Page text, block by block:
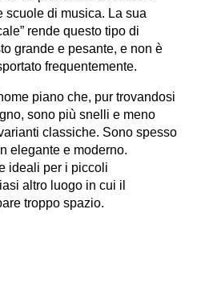
scuole di musica. La sua
rende questo tipo di
grande e pesante, e non è
frequentemente.
piano che, pur trovandosi
sono più snelli e meno
classiche. Sono spesso
elegante e moderno.
ideali per i piccoli
altro luogo in cui il
troppo spazio.